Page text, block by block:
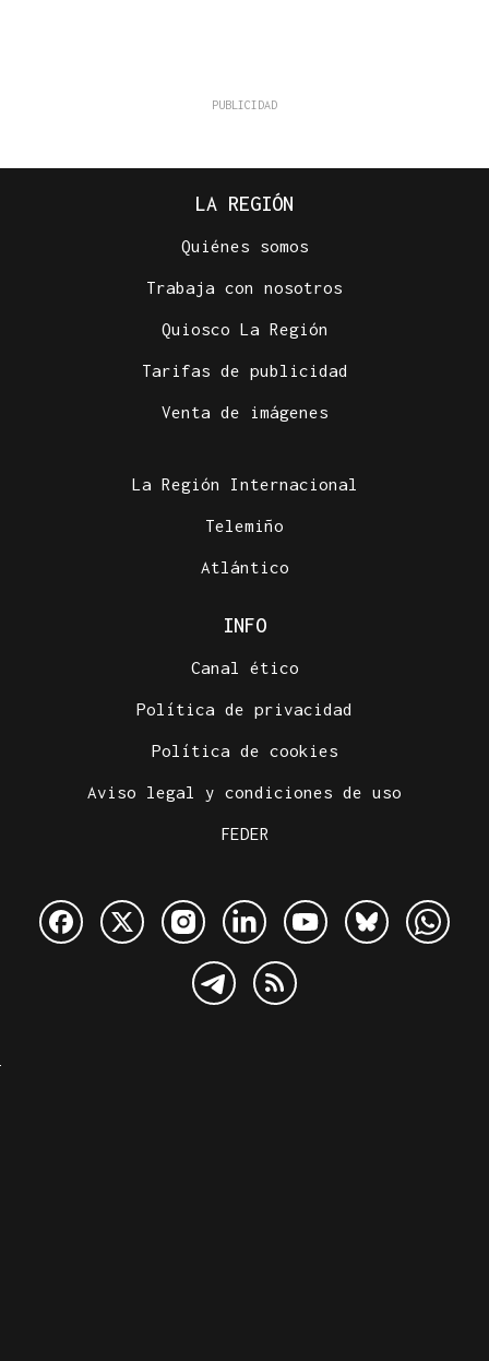
LA REGIÓN
Quiénes somos
Trabaja con nosotros
Quiosco La Región
Tarifas de publicidad
Venta de imágenes
La Región Internacional
Telemiño
Atlántico
INFO
Canal ético
Política de privacidad
Política de cookies
Aviso legal y condiciones de uso
FEDER